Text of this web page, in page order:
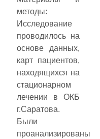
методы:
Исследование
проводилось на
основе данных,
карт пациентов,
находящихся на
стационарном
лечении в ОКБ
г.Саратова.
Были
проанализированы